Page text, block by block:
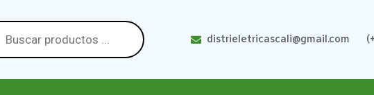
distrieletricascali@gmail.com